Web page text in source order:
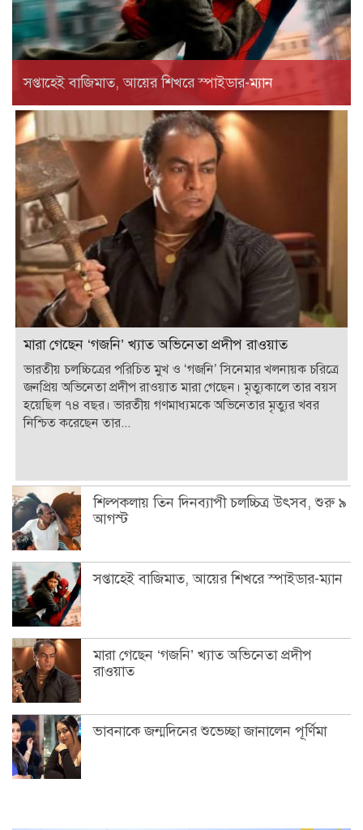
সপ্তাহেই বাজিমাত, আয়ের শিখরে স্পাইডার-ম্যান
মারা গেছেন ‘গজনি’ খ্যাত অভিনেতা প্রদীপ রাওয়াত
ভারতীয় চলচ্চিত্রের পরিচিত মুখ ও ‘গজনি’ সিনেমার খলনায়ক চরিত্রে
জনপ্রিয় অভিনেতা প্রদীপ রাওয়াত মারা গেছেন। মৃত্যুকালে তার বয়স
হয়েছিল ৭৪ বছর। ভারতীয় গণমাধ্যমকে অভিনেতার মৃত্যুর খবর
নিশ্চিত করেছেন তার...
শিল্পকলায় তিন দিনব্যাপী চলচ্চিত্র উৎসব, শুরু ৯
আগস্ট
সপ্তাহেই বাজিমাত, আয়ের শিখরে স্পাইডার-ম্যান
মারা গেছেন ‘গজনি’ খ্যাত অভিনেতা প্রদীপ
রাওয়াত
ভাবনাকে জন্মদিনের শুভেচ্ছা জানালেন পূর্ণিমা